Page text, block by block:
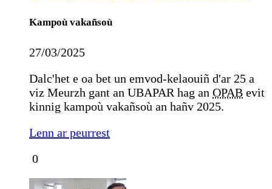
Kampoù vakañsoù
27/03/2025
Dalc'het e oa bet un emvod-kelaouiñ d'ar 25 a
viz Meurzh gant an UBAPAR hag an OPAB evit
kinnig kampoù vakañsoù an hañv 2025.
Lenn ar peurrest
0